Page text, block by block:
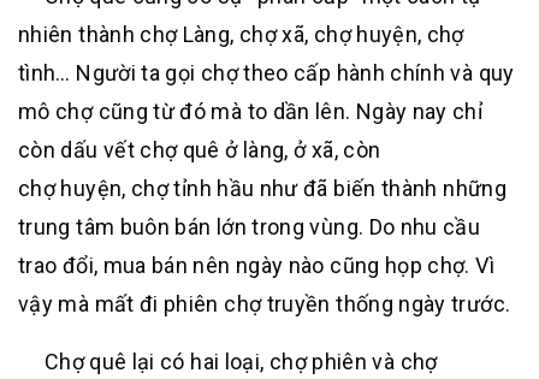
nhiên thành chợ Làng, chợ xã, chợ huyện, chợ
tình… Người ta gọi chợ theo cấp hành chính và quy
mô chợ cũng từ đó mà to dần lên. Ngày nay chỉ
còn dấu vết chợ quê ở làng, ở xã, còn
chợ huyện, chợtỉnh hầu như đã biến thành những
trung tâm buôn bán lớn trong vùng. Do nhu cầu
trao đổi, mua bán nên ngày nào cũng họp chợ. Vì
vậy mà mất đi phiên chợ truyền thống ngày trước.
Chợ quê lại có hai loại, chợ phiên và chợ